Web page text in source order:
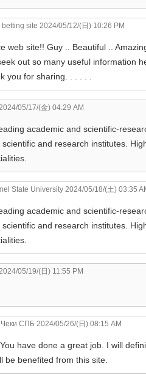
site 2024/05/12/(日) 10:26 PM
web site!! Guy .. Beautiful ..
out so many useful information
you for sharing. . . . . .
05/17/(金) 04:29 AM
academic and scientific-
scientific and research institutes.
State University 2024/05/18/(土) 03:35
academic and scientific-
scientific and research institutes.
05/19/(日) 11:55 PM
Чеки СПБ 2024/05/26/(日) 08:15 AM
have done a great job. I will
be benefited from this site.